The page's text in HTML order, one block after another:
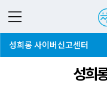
성희롱 사이버신고센터
성희